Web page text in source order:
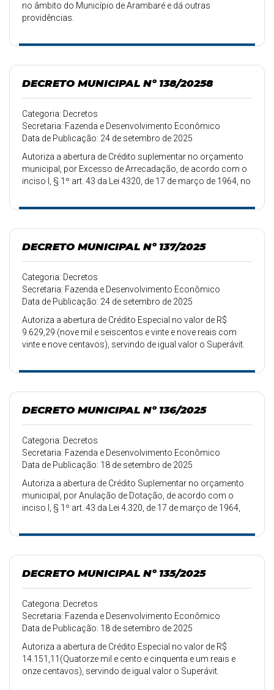
no âmbito do Município de Arambaré e dá outras
providências.
DECRETO MUNICIPAL Nº 138/20258
Categoria: Decretos
Secretaria: Fazenda e Desenvolvimento Econômico
Data de Publicação: 24 de setembro de 2025
Autoriza a abertura de Crédito suplementar no orçamento
municipal, por Excesso de Arrecadação, de acordo com o
inciso I, § 1º art. 43 da Lei 4320, de 17 de março de 1964, no
DECRETO MUNICIPAL Nº 137/2025
Categoria: Decretos
Secretaria: Fazenda e Desenvolvimento Econômico
Data de Publicação: 24 de setembro de 2025
Autoriza a abertura de Crédito Especial no valor de R$
9.629,29 (nove mil e seiscentos e vinte e nove reais com
vinte e nove centavos), servindo de igual valor o Superávit.
DECRETO MUNICIPAL Nº 136/2025
Categoria: Decretos
Secretaria: Fazenda e Desenvolvimento Econômico
Data de Publicação: 18 de setembro de 2025
Autoriza a abertura de Crédito Suplementar no orçamento
municipal, por Anulação de Dotação, de acordo com o
inciso I, § 1º art. 43 da Lei 4.320, de 17 de março de 1964,
DECRETO MUNICIPAL Nº 135/2025
Categoria: Decretos
Secretaria: Fazenda e Desenvolvimento Econômico
Data de Publicação: 18 de setembro de 2025
Autoriza a abertura de Crédito Especial no valor de R$
14.151,11(Quatorze mil e cento e cinquenta e um reais e
onze centavos), servindo de igual valor o Superávit.